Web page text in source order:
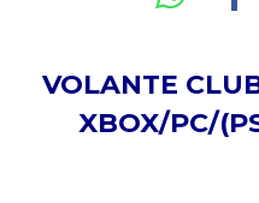
VOLANTE
XBOX/PC/